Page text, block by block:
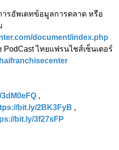
รอัพเดทข้อมูลการตลาด หรือ
document/index.php
ไทยแฟรนไชส์เซ็นเตอร์
,
bit.ly/2BK3FyB ,
bit.ly/3f27sFP